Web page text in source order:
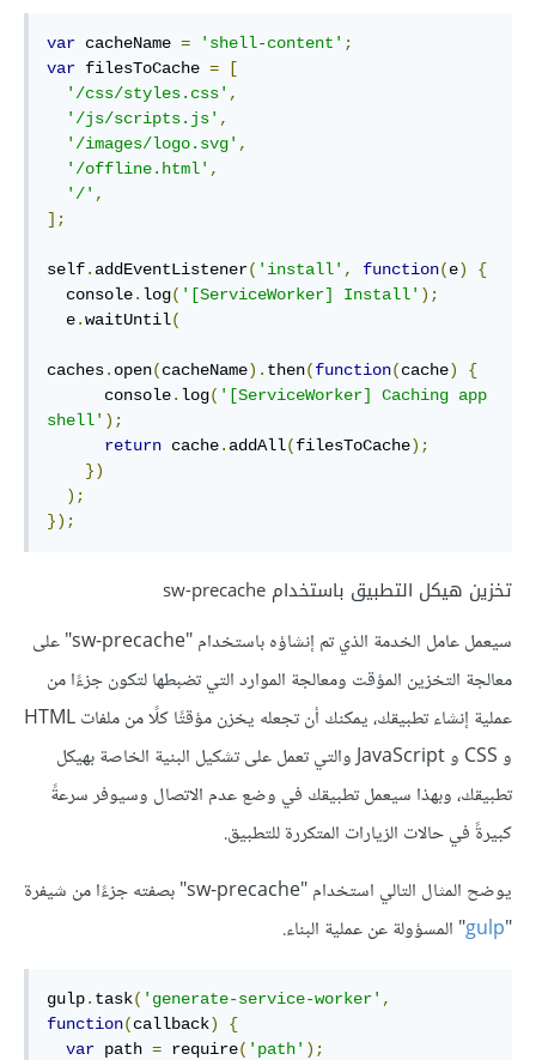
var cacheName = 'shell-content' ;
var filesToCache =
[
'/css/styles.css' ,
'/js/scripts.js' ,
'/images/logo.svg' ,
'/offline.html' ,
'/' ,
];
self. addEventListener( 'install' , function(e)
{
  console
. log( '[ServiceWorker] Install' );
  e
.waitUntil(
caches. open(cacheName). then(function(cache)
{
      console
. log( '[ServiceWorker] Caching app
shell' );
return cache. addAll(filesToCache);
})
);
});
تخزين هيكل التطبيق باستخدام sw-precache
سيعمل عامل الخدمة الذي تم إنشاؤه باستخدام "sw-precache" على
معالجة التخزين المؤقت ومعالجة الموارد التي تضبطها لتكون جزءًا من
عملية إنشاء تطبيقك، يمكنك أن تجعله يخزن مؤقتًا كلًا من ملفات HTML
و CSS و JavaScript والتي تعمل على تشكيل البنية الخاصة بهيكل
تطبيقك، وبهذا سيعمل تطبيقك في وضع عدم الاتصال وسيوفر سرعةً
كبيرةً في حالات الزيارات المتكررة للتطبيق.
يوضح المثال التالي استخدام "sw-precache" بصفته جزءًا من شيفرة
"
gulp" المسؤولة عن عملية البناء.
gulp. task( 'generate-service-worker' ,
function(callback)
{
var path = require( 'path' );